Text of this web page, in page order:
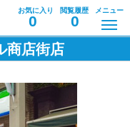
お気に入り
0
閲覧履歴
0
メニュー
商店街店